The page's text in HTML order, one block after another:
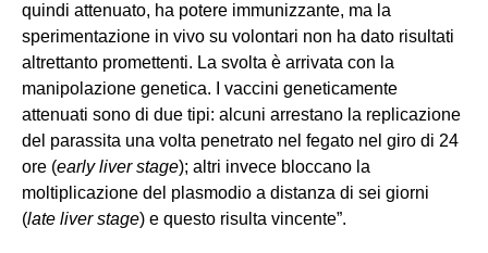
quindi attenuato, ha potere immunizzante, ma la
sperimentazione in vivo su volontari non ha dato risultati
altrettanto promettenti. La svolta è arrivata con la
manipolazione genetica. I vaccini geneticamente
attenuati sono di due tipi: alcuni arrestano la replicazione
del parassita una volta penetrato nel fegato nel giro di 24
ore (early liver stage); altri invece bloccano la
moltiplicazione del plasmodio a distanza di sei giorni
(late liver stage) e questo risulta vincente”.